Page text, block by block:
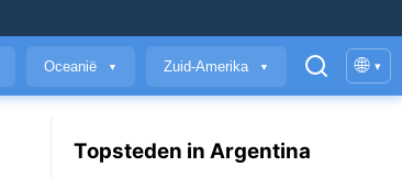
Oceanië ▼ Zuid-Amerika ▼ 🌐 ▾
Topsteden in Argentina